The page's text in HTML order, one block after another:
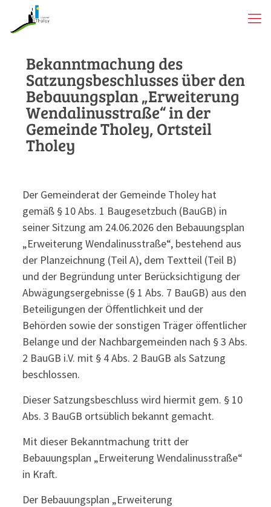
Bekanntmachung des
Satzungsbeschlusses über den
Bebauungsplan „Erweiterung
Wendalinusstraße“ in der
Gemeinde Tholey, Ortsteil
Tholey
Der Gemeinderat der Gemeinde Tholey hat
gemäß § 10 Abs. 1 Baugesetzbuch (BauGB) in
seiner Sitzung am 24.06.2026 den Bebauungsplan
„Erweiterung Wendalinusstraße“, bestehend aus
der Planzeichnung (Teil A), dem Textteil (Teil B)
und der Begründung unter Berücksichtigung der
Abwägungsergebnisse (§ 1 Abs. 7 BauGB) aus den
Beteiligungen der Öffentlichkeit und der
Behörden sowie der sonstigen Träger öffentlicher
Belange und der Nachbargemeinden nach § 3 Abs.
2 BauGB i.V. mit § 4 Abs. 2 BauGB als Satzung
beschlossen.
Dieser Satzungsbeschluss wird hiermit gem. § 10
Abs. 3 BauGB ortsüblich bekannt gemacht.
Mit dieser Bekanntmachung tritt der
Bebauungsplan „Erweiterung Wendalinusstraße“
in Kraft.
Der Bebauungsplan „Erweiterung